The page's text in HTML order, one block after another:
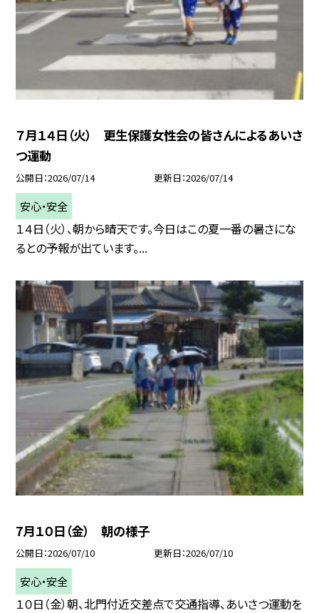
７月１４日（火） 更生保護女性会の皆さんによるあいさ
つ運動
公開日 2026/07/14 更新日 2026/07/14
安心・安全
１４日（火）、朝から晴天です。今日はこの夏一番の暑さにな
るとの予報が出ています。...
7月１０日（金） 朝の様子
公開日 2026/07/10 更新日 2026/07/10
安心・安全
１０日（金）朝、北門付近交差点で交通指導、あいさつ運動を